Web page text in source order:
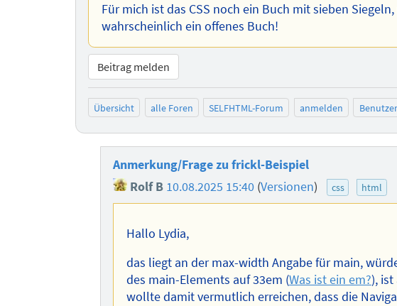
Für mich ist das CSS noch ein Buch mit sieben
wahrscheinlich ein offenes Buch!
Beitrag melden
Übersicht alle Foren SELFHTML-Forum anmelden
Anmerkung/Frage zu frickl-Beispiel
Rolf B 10.08.2025 15:40 (Versionen) css html
Hallo Lydia,
das liegt an der max-width Angabe für main,
des main-Elements auf 33em (Was ist ein em?), ist
wollte damit vermutlich erreichen, dass die